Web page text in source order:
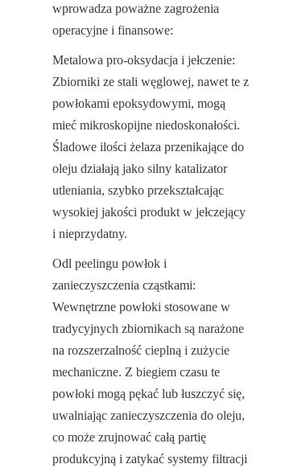
wprowadza poważne zagrożenia
operacyjne i finansowe:
Metalowa pro-oksydacja i jełczenie:
Zbiorniki ze stali węglowej, nawet te z
powłokami epoksydowymi, mogą
mieć mikroskopijne niedoskonałości.
Śladowe ilości żelaza przenikające do
oleju działają jako silny katalizator
utleniania, szybko przekształcając
wysokiej jakości produkt w jełczejący
i nieprzydatny.
Odl peelingu powłok i
zanieczyszczenia cząstkami:
Wewnętrzne powłoki stosowane w
tradycyjnych zbiornikach są narażone
na rozszerzalność cieplną i zużycie
mechaniczne. Z biegiem czasu te
powłoki mogą pękać lub łuszczyć się,
uwalniając zanieczyszczenia do oleju,
co może zrujnować całą partię
produkcyjną i zatykać systemy filtracji